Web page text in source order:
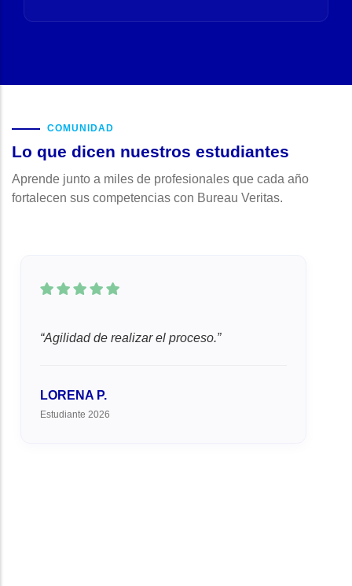
COMUNIDAD
Lo que dicen nuestros estudiantes
Aprende junto a miles de profesionales que cada año
fortalecen sus competencias con Bureau Veritas.
Agilidad de realizar el proceso.
LORENA P.
Estudiante 2026